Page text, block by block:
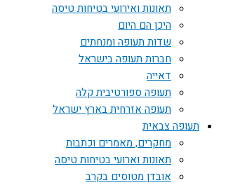
תאונות ואירועי בטיחות טיסה
היכן הם היום
שדות תעופה ומנחתים
חברות תעופה בישראל
דאייה
תעופה ספורטיבית קלה
תעופה אזרחית בארץ ישראל
תעופה צבאית
מחקרים, מאמרים וכתבות
תאונות וארועי בטיחות טיסה
אובדן מטוסים בקרב